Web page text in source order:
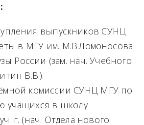
выпускников СУНЦ
в МГУ им. М.В.Ломоносова
России (зам. нач. Учебного
В.В.).
комиссии СУНЦ МГУ по
учащихся в школу
г. (нач. Отдела нового